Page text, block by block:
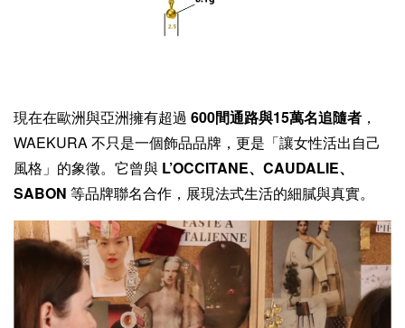
現在在歐洲與亞洲擁有超過 600間通路與15萬名追隨者 ，
WAEKURA 不只是一個飾品品牌，更是「讓女性活出自己
風格」的象徵。它曾與 L’OCCITANE、CAUDALIE、
SABON 等品牌聯名合作，展現法式生活的細膩與真實。